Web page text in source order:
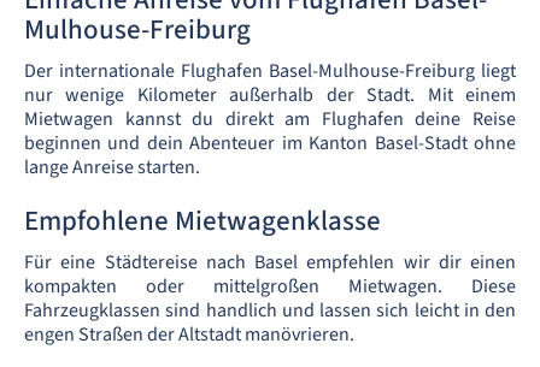
Mulhouse-Freiburg
Der internationale Flughafen Basel-Mulhouse-Freiburg liegt
nur wenige Kilometer außerhalb der Stadt. Mit einem
Mietwagen kannst du direkt am Flughafen deine Reise
beginnen und dein Abenteuer im Kanton Basel-Stadt ohne
lange Anreise starten.
Empfohlene Mietwagenklasse
Für eine Städtereise nach Basel empfehlen wir dir einen
kompakten oder mittelgroßen Mietwagen. Diese
Fahrzeugklassen sind handlich und lassen sich leicht in den
engen Straßen der Altstadt manövrieren.